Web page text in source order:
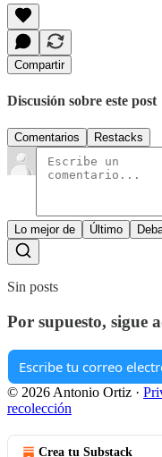
Compartir
Discusión sobre este post
Comentarios Restacks
Lo mejor de Último
Sin posts
Por supuesto, sigue
© 2026 Antonio Ortiz ·
recolección
Crea tu Substack